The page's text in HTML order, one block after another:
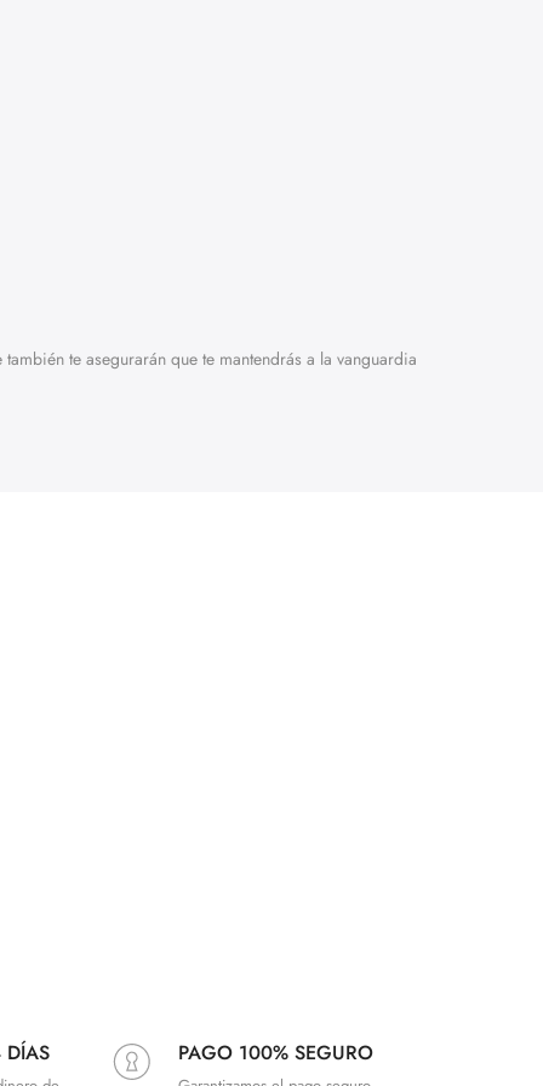
te asegurarán que te mantendrás a la vanguardia
PAGO 100% SEGURO